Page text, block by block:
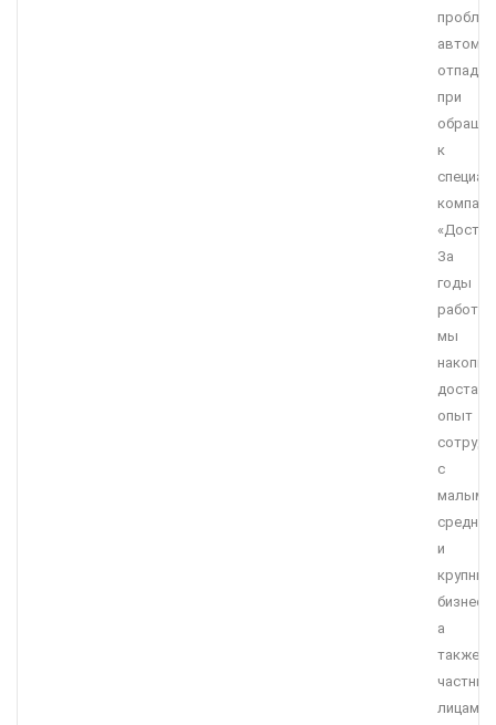
при
к
За
годы
работы
мы
опыт
с
малым,
средним
и
крупным
а
также
лицами.